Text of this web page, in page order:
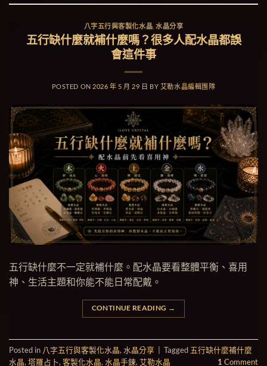
八字五行與客製化水晶 ,水晶分享
五行缺什麼就補什麼嗎？很多人配水晶都誤
會這件事
POSTED ON 2026 年 5 月 29 日 BY 艾勒水晶編輯團隊
五行缺什麼不一定就補什麼。配水晶要看整體平衡、喜用
神、生活主題和你能不能日常配戴。
CONTINUE READING →
Posted in 八字五行與客製化水晶, 水晶分享 Tagged 五行缺什麼補什麼
水晶, 塔羅占卜, 客製化水晶, 水晶手鍊, 艾勒水晶 1 Comment